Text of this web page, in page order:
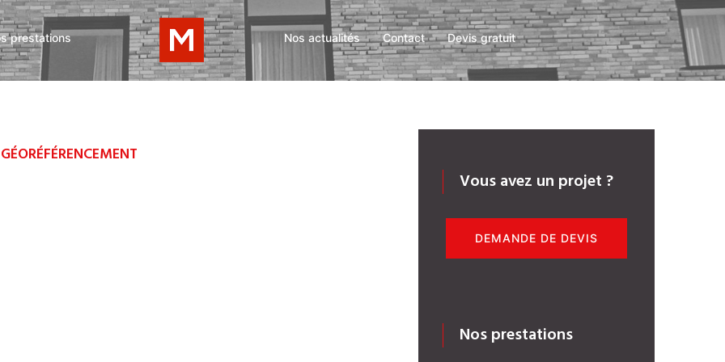
prestations Nos actualités Contact Devis gratuit
Vous avez un projet ?
DEMANDE DE DEVIS
Nos prestations